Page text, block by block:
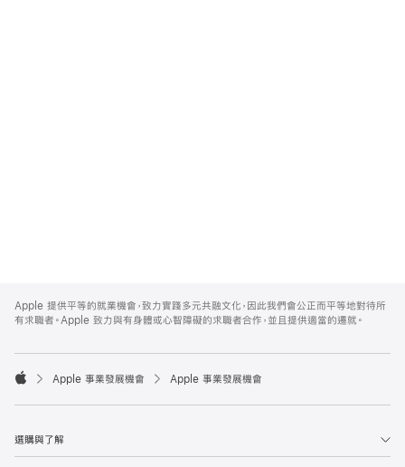
Footer
Apple 提供平等的就業機會，致力實踐多元共融文化，因此我們會公正而平等地對待所
有求職者。Apple 致力與有身體或心智障礙的求職者合作，並且提供適當的遷就。

Apple 事業發展機會 Apple 事業發展機會
選購與了解